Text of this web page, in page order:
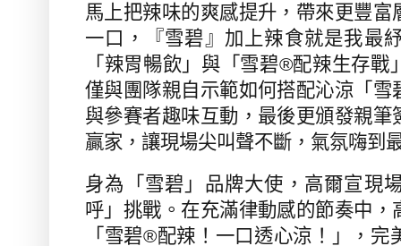
馬上把辣味的爽感提升，帶來更豐
一口，『雪碧』加上辣食就是我最
「辣胃暢飲」與「雪碧®配辣生存戰
僅與團隊親自示範如何搭配沁涼「
與參賽者趣味互動，最後更頒發親
贏家，讓現場尖叫聲不斷，氣氛嗨到
身為「雪碧」品牌大使，高爾宣現
呼」挑戰。在充滿律動感的節奏中
「雪碧®配辣！一口透心涼！」，完